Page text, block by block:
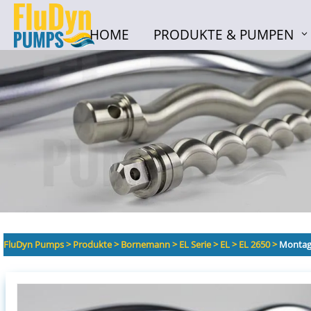
HOME PRODUKTE & PUMPEN
HOME PRODUKTE & PUMPEN
FluDyn Pumps>Produkte>Bornemann>EL Serie>EL>EL 2650>